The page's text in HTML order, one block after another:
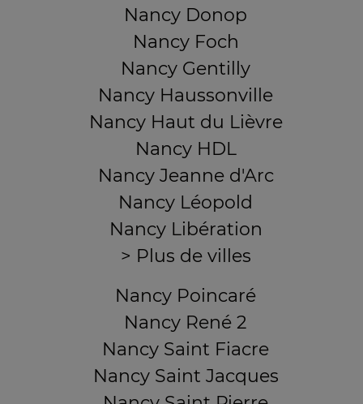
Nancy Donop
Nancy Foch
Nancy Gentilly
Nancy Haussonville
Nancy Haut du Lièvre
Nancy HDL
Nancy Jeanne d'Arc
Nancy Léopold
Nancy Libération
> Plus de villes
Nancy Poincaré
Nancy René 2
Nancy Saint Fiacre
Nancy Saint Jacques